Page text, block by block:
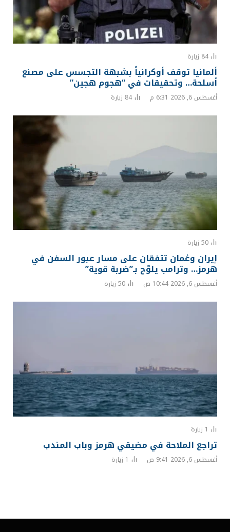
84 زيارة
ألمانيا توقف أوكرانياً بشبهة التجسس على مصنع
أسلحة… وتحقيقات في “هجوم هجين”
أغسطس 6, 2026 6:31 م 84 زيارة
50 زيارة
إيران وعُمان تتفقان على مسار عبور السفن في
هرمز… وترامب يلوّح بـ”ضربة قوية”
أغسطس 6, 2026 10:44 ص 50 زيارة
1 زيارة
تراجع الملاحة في مضيقي هرمز وباب المندب
أغسطس 6, 2026 9:41 ص 1 زيارة